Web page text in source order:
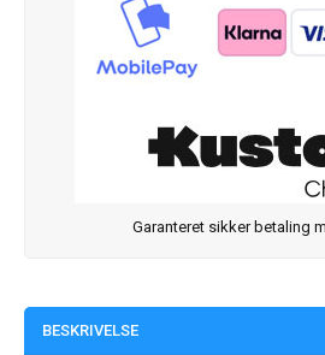
Garanteret sikker betaling
BESKRIVELSE